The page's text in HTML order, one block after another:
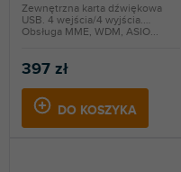
397 zł
DO KOSZYKA
Zewnętrzna karta dźwiękowa
USB. 4 wejścia/4 wyjścia.
Obsługa MME, WDM, ASIO...